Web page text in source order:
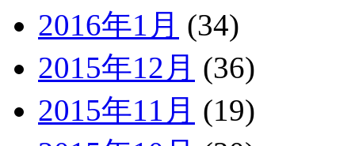
2016年1月 (34)
2015年12月 (36)
2015年11月 (19)